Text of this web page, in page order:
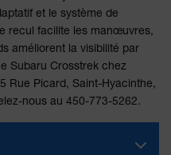
et le système de
recul facilite les manœuvres,
améliorent la visibilité par
Subaru Crosstrek chez
Rue Picard, Saint-Hyacinthe,
nous au 450-773-5262.